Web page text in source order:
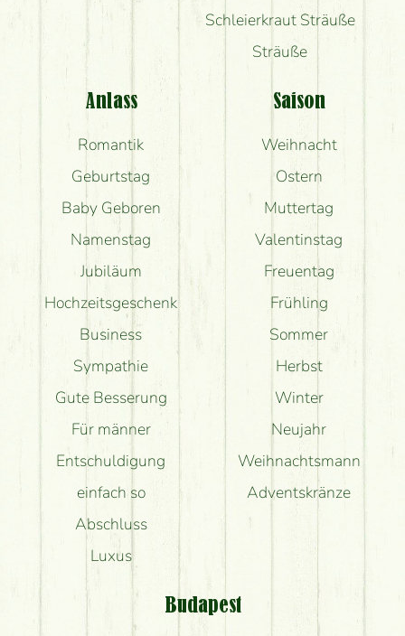
Schleierkraut Sträuße
Sträuße
Anlass
Romantik
Geburtstag
Baby Geboren
Namenstag
Jubiläum
Hochzeitsgeschenk
Business
Sympathie
Gute Besserung
Für männer
Entschuldigung
einfach so
Abschluss
Luxus
Saison
Weihnacht
Ostern
Muttertag
Valentinstag
Freuentag
Frühling
Sommer
Herbst
Winter
Neujahr
Weihnachtsmann
Adventskränze
Budapest